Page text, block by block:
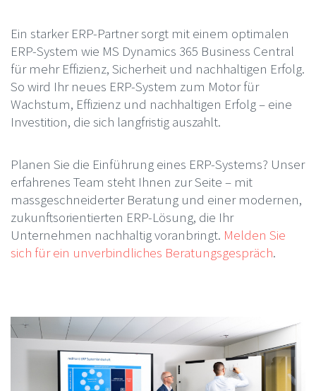
Ein starker ERP-Partner sorgt mit einem optimalen
ERP-System wie MS Dynamics 365 Business Central
für mehr Effizienz, Sicherheit und nachhaltigen Erfolg.
So wird Ihr neues ERP-System zum Motor für
Wachstum, Effizienz und nachhaltigen Erfolg – eine
Investition, die sich langfristig auszahlt.
Planen Sie die Einführung eines ERP-Systems? Unser
erfahrenes Team steht Ihnen zur Seite – mit
massgeschneiderter Beratung und einer modernen,
zukunftsorientierten ERP-Lösung, die Ihr
Unternehmen nachhaltig voranbringt. Melden Sie
sich für ein unverbindliches Beratungsgespräch.